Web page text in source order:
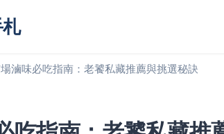
滷味必吃指南：老饕私藏推薦與挑選秘訣